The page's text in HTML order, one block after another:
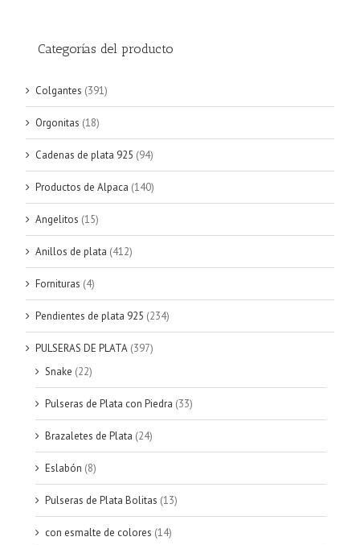
Categorías del producto
Colgantes (391)
Orgonitas (18)
Cadenas de plata 925 (94)
Productos de Alpaca (140)
Angelitos (15)
Anillos de plata (412)
Fornituras (4)
Pendientes de plata 925 (234)
PULSERAS DE PLATA (397)
Snake (22)
Pulseras de Plata con Piedra (33)
Brazaletes de Plata (24)
Eslabón (8)
Pulseras de Plata Bolitas (13)
con esmalte de colores (14)